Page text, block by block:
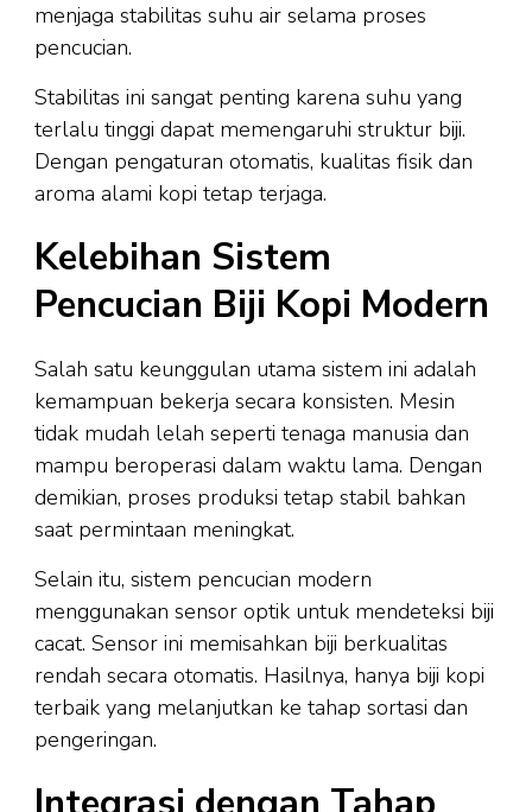
menjaga stabilitas suhu air selama proses
pencucian.
Stabilitas ini sangat penting karena suhu yang
terlalu tinggi dapat memengaruhi struktur biji.
Dengan pengaturan otomatis, kualitas fisik dan
aroma alami kopi tetap terjaga.
Kelebihan Sistem
Pencucian Biji Kopi Modern
Salah satu keunggulan utama sistem ini adalah
kemampuan bekerja secara konsisten. Mesin
tidak mudah lelah seperti tenaga manusia dan
mampu beroperasi dalam waktu lama. Dengan
demikian, proses produksi tetap stabil bahkan
saat permintaan meningkat.
Selain itu, sistem pencucian modern
menggunakan sensor optik untuk mendeteksi biji
cacat. Sensor ini memisahkan biji berkualitas
rendah secara otomatis. Hasilnya, hanya biji kopi
terbaik yang melanjutkan ke tahap sortasi dan
pengeringan.